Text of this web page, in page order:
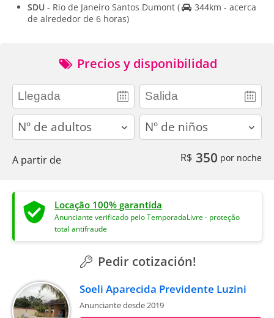
SDU - Rio de Janeiro Santos Dumont (
344km - acerca
de alrededor de 6 horas)
Precios y disponibilidad
adults children
A partir de R$ 350 por noche
Locação 100% garantida
Anunciante verificado pelo TemporadaLivre - proteção
total antifraude
Pedir cotización!
Soeli Aparecida Previdente Luzini
Anunciante desde 2019